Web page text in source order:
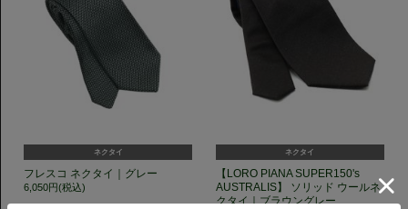
ネクタイ
フレスコ ネクタイ｜グレー
6,050円(税込)
ネクタイ
【LORO PIANA SUPER150's
AUSTRALIS】 ソリッド ウールネ
クタイ｜ブラウングレー